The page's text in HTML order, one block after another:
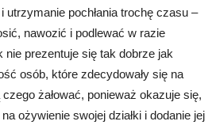
utrzymanie pochłania trochę czasu –
nawozić i podlewać w razie
nie prezentuje się tak dobrze jak
osób, które zdecydowały się na
żałować, ponieważ okazuje się,
ożywienie swojej działki i dodanie jej